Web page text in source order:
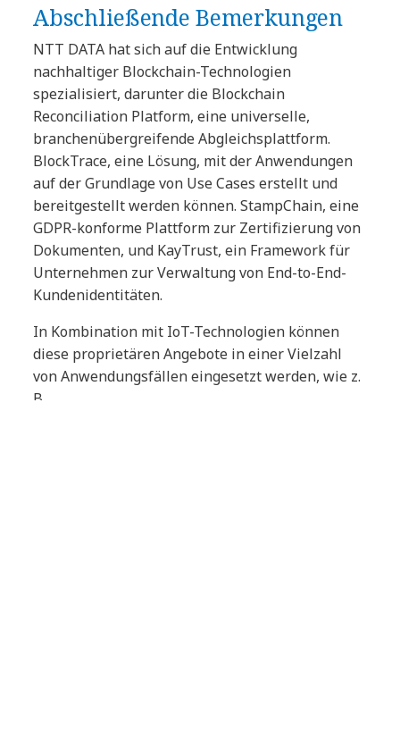
Abschließende Bemerkungen
NTT DATA hat sich auf die Entwicklung
nachhaltiger Blockchain-Technologien
spezialisiert, darunter die Blockchain
Reconciliation Platform, eine universelle,
branchenübergreifende Abgleichsplattform.
BlockTrace, eine Lösung, mit der Anwendungen
auf der Grundlage von Use Cases erstellt und
bereitgestellt werden können. StampChain, eine
GDPR-konforme Plattform zur Zertifizierung von
Dokumenten, und KayTrust, ein Framework für
Unternehmen zur Verwaltung von End-to-End-
Kundenidentitäten.
In Kombination mit IoT-Technologien können
diese proprietären Angebote in einer Vielzahl
von Anwendungsfällen eingesetzt werden, wie z.
B.